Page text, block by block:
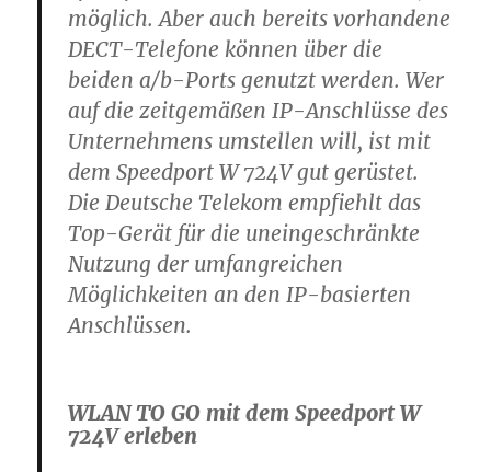
möglich. Aber auch bereits vorhandene
DECT-Telefone können über die
beiden a/b-Ports genutzt werden. Wer
auf die zeitgemäßen IP-Anschlüsse des
Unternehmens umstellen will, ist mit
dem Speedport W 724V gut gerüstet.
Die Deutsche Telekom empfiehlt das
Top-Gerät für die uneingeschränkte
Nutzung der umfangreichen
Möglichkeiten an den IP-basierten
Anschlüssen.
WLAN TO GO mit dem Speedport W
724V erleben